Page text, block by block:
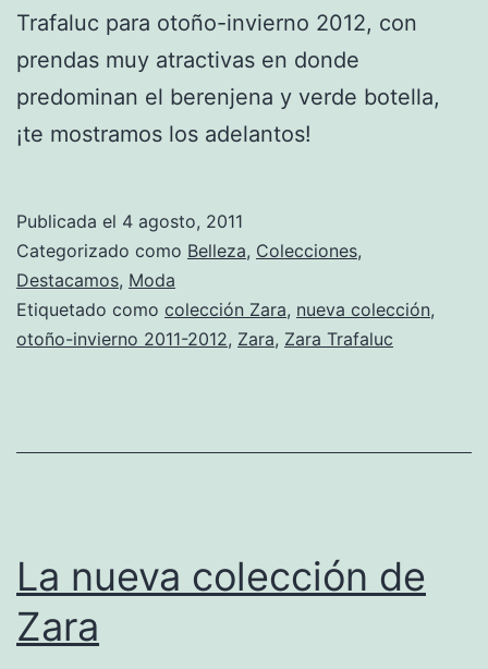
Trafaluc para otoño-invierno 2012, con
prendas muy atractivas en donde
predominan el berenjena y verde botella,
¡te mostramos los adelantos!
Publicada el 4 agosto, 2011
Categorizado como Belleza, Colecciones,
Destacamos, Moda
Etiquetado como colección Zara, nueva colección,
otoño-invierno 2011-2012, Zara, Zara Trafaluc
La nueva colección de
Zara